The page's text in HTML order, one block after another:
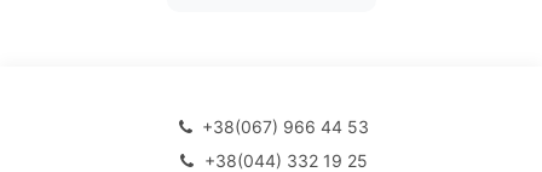
+38(067) 966 44 53
+38(044) 332 19 25